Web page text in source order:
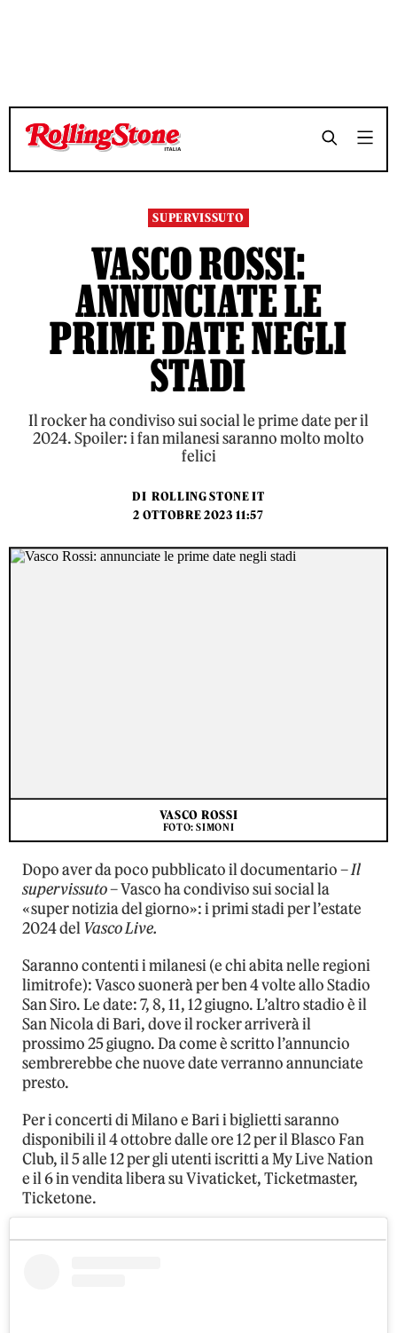
TEMPO DI LETTURA 2 MINUTI SHARE
TEMPO DI LETTURA 2 MINUTI SHARE
SUPERVISSUTO
VASCO ROSSI:
ANNUNCIATE LE
PRIME DATE NEGLI
STADI
Il rocker ha condiviso sui social le prime date per il
2024. Spoiler: i fan milanesi saranno molto molto
felici
DI ROLLING STONE IT
2 OTTOBRE 2023 11:57
VASCO ROSSI
FOTO: SIMONI
Dopo aver da poco pubblicato il documentario –Il
supervissuto– Vasco ha condiviso sui social la
«super notizia del giorno»: i primi stadi per l’estate
2024 del Vasco Live.
Saranno contenti i milanesi (e chi abita nelle regioni
limitrofe): Vasco suonerà per ben 4 volte allo Stadio
San Siro. Le date: 7, 8, 11, 12 giugno. L’altro stadio è il
San Nicola di Bari, dove il rocker arriverà il
prossimo 25 giugno. Da come è scritto l’annuncio
sembrerebbe che nuove date verranno annunciate
presto.
Per i concerti di Milano e Bari i biglietti saranno
disponibili il 4 ottobre dalle ore 12 per il Blasco Fan
Club, il 5 alle 12 per gli utenti iscritti a My Live Nation
e il 6 in vendita libera su Vivaticket, Ticketmaster,
Ticketone.